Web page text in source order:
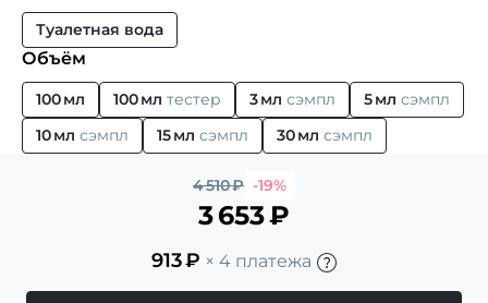
Туалетная вода
Объём
100 мл 100 мл тестер 3 мл сэмпл 5 мл сэмпл
10 мл сэмпл 15 мл сэмпл 30 мл сэмпл
4 510₽ -19%
3 653₽
913₽ × 4 платежа